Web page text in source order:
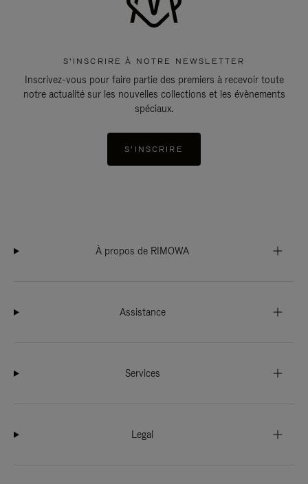
S'INSCRIRE À NOTRE NEWSLETTER
Inscrivez-vous pour faire partie des premiers à recevoir toute
notre actualité sur les nouvelles collections et les évènements
spéciaux.
S'INSCRIRE
À propos de RIMOWA
Assistance
Services
Legal